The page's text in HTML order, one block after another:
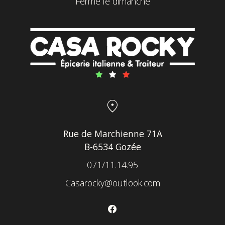
location_on
Rue de Marchienne 71A
B-6534 Gozée
071/11.14.95
Casarocky@outlook.com